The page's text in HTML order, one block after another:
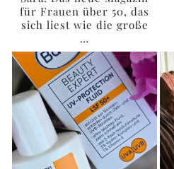
für Frauen über 50, das
sich liest wie die große
…